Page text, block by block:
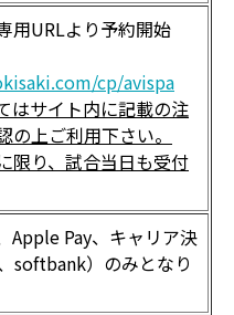
用URLより予約開始
cp/avispa
はサイト内に記載の注
の上ご利用下さい。
限り、試合当日も受付
Apple Pay、キャリア決
softbank）のみとなり